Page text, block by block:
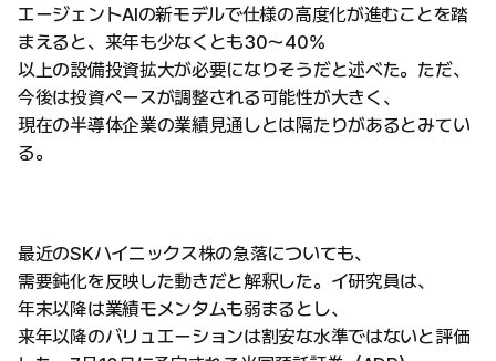
エージェントAIの新モデルで仕様の高度化が進むことを踏
まえると、来年も少なくとも30〜40%
以上の設備投資拡大が必要になりそうだと述べた。ただ、
今後は投資ペースが調整される可能性が大きく、
現在の半導体企業の業績見通しとは隔たりがあるとみてい
る。
最近のSKハイニックス株の急落についても、
需要鈍化を反映した動きだと解釈した。イ研究員は、
年末以降は業績モメンタムも弱まるとし、
来年以降のバリュエーションは割安な水準ではないと評価